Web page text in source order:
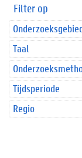
Filter op
Taal
Tijdsperiode
Regio